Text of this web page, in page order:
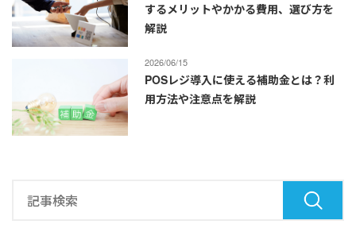
するメリットやかかる費用、選び方を
解説
2026/06/15
POSレジ導入に使える補助金とは？利
用方法や注意点を解説